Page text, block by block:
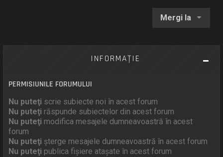
Mergi la
INFORMAŢIE
PERMISIUNILE FORUMULUI
Nu puteţi scrie subiecte noi în acest forum
Nu puteţi răspunde subiectelor din acest forum
Nu puteţi modifica mesajele dumneavoastră în acest
forum
Nu puteţi şterge mesajele dumneavoastră în acest forum
Nu puteţi publica fişiere ataşate în acest forum